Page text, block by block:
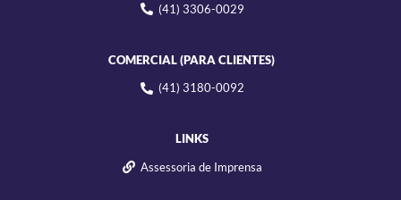
(41) 3306-0029
COMERCIAL (PARA CLIENTES)
(41) 3180-0092
LINKS
Assessoria de Imprensa